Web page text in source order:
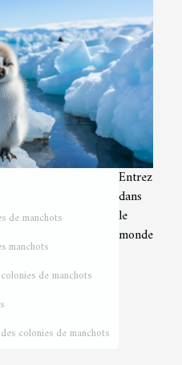
de manchots
manchots
de manchots
colonies de manchots
Entrez
dans
le
monde